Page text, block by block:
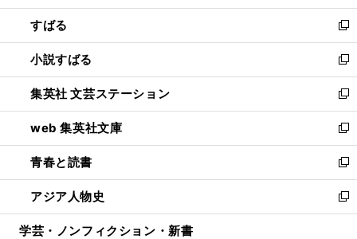
開
く
ウ
で
開
く
ン
ド
ウ
で
開
く
すばる
新
し
い
ウ
ィ
ン
ド
ウ
で
開
く
小説すばる
新
し
い
ウ
ィ
ン
ド
ウ
で
開
集英社 文芸ステーション
新
し
い
ウ
ィ
ン
ド
ウ
web 集英社文庫
新
し
い
ウ
ィ
ン
青春と読書
新
し
い
ウ
アジア人物史
新
し
学芸・ノンフィクション・新書